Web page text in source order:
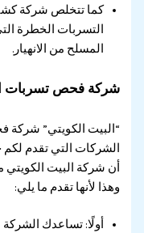
كما تتخلص شركة
التسربات الخطرة
المسلح من الانهيار.
شركة فحص تسربات
“البيت الكويتي” شركة
الشركات التي تقدم
أن شركة البيت الكويتي
وهذا لأنها تقدم ما يلي:
أولًا: تساعدك